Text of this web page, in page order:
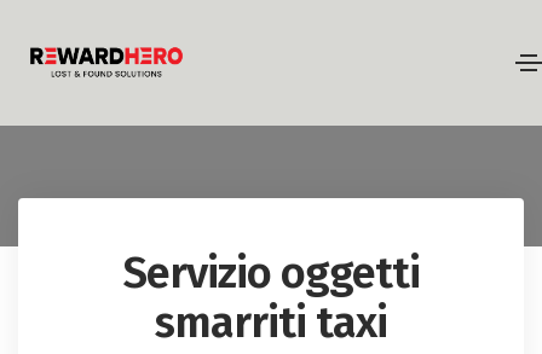
Servizio oggetti
smarriti taxi